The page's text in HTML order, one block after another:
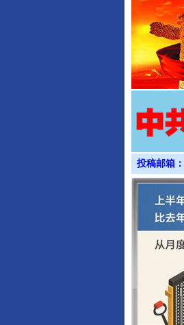
投稿邮箱：